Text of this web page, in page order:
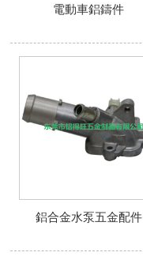
電動車鋁鑄件
鋁合金水泵五金配件